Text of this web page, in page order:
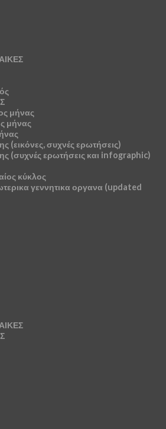
μήνας
μήνας
(εικόνες, συχνές ερωτήσεις)
(συχνές ερωτήσεις και infographic)
κύκλος
γεννητικα οργανα (updated